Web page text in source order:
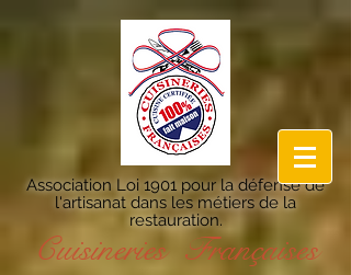
Association Loi 1901 pour la défense de
l'artisanat dans les métiers de la
restauration.
Cuisineries Françaises